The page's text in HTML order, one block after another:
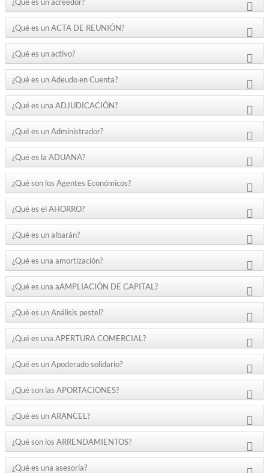
¿Qué es un ACTA DE REUNIÓN?
¿Qué es un activo?
¿Qué es un Adeudo en Cuenta?
¿Qué es una ADJUDICACIÓN?
¿Qué es un Administrador?
¿Qué es la ADUANA?
¿Qué son los Agentes Económicos?
¿Qué es el AHORRO?
¿Qué es un albarán?
¿Qué es una amortización?
¿Qué es una aAMPLIACIÓN DE CAPITAL?
¿Qué es un Análisis pestel?
¿Qué es una APERTURA COMERCIAL?
¿Qué es un Apoderado solidario?
¿Qué son las APORTACIONES?
¿Qué es un ARANCEL?
¿Qué son los ARRENDAMIENTOS?
¿Qué es una asesoría?